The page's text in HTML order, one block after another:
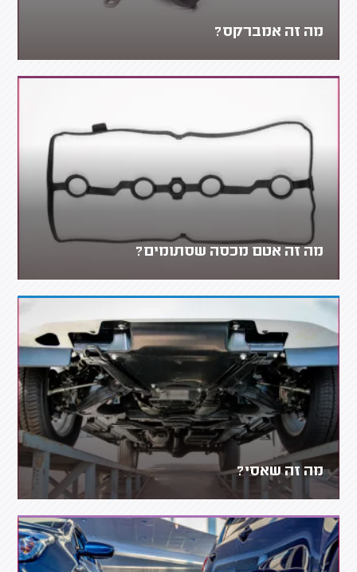
מה זה אמברקס?
מה זה אטם מכסה שסתומים?
מה זה שאסי?